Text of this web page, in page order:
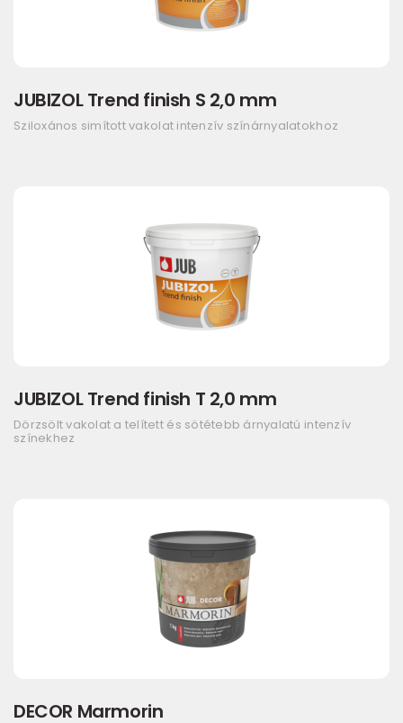
JUBIZOL Trend finish S 2,0 mm
Sziloxános simított vakolat intenzív színárnyalatokhoz
JUBIZOL Trend finish T 2,0 mm
Dörzsölt vakolat a telített és sötétebb árnyalatú intenzív
színekhez
DECOR Marmorin